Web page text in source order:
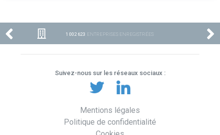
1 002 623 ENTREPRISES ENREGISTRÉES
Suivez-nous sur les réseaux sociaux :
Mentions légales
Politique de confidentialité